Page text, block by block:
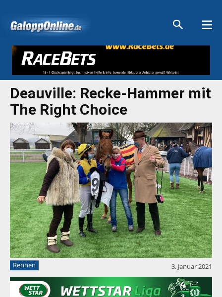
Deauville: Recke-Hammer mit
The Right Choice
Rennen 3. Januar 2021